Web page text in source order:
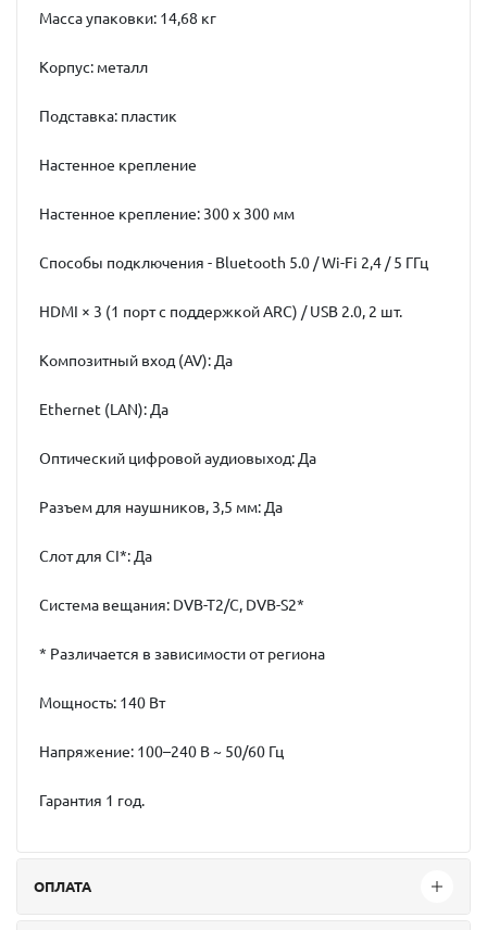
Масса упаковки: 14,68 кг
Корпус: металл
Подставка: пластик
Настенное крепление
Настенное крепление: 300 x 300 мм
Способы подключения - Bluetooth 5.0 / Wi-Fi 2,4 / 5 ГГц
HDMI × 3 (1 порт с поддержкой ARC) / USB 2.0, 2 шт.
Композитный вход (AV): Да
Ethernet (LAN): Да
Оптический цифровой аудиовыход: Да
Разъем для наушников, 3,5 мм: Да
Слот для CI*: Да
Система вещания: DVB-T2/C, DVB-S2*
* Различается в зависимости от региона
Мощность: 140 Вт
Напряжение: 100–240 В ~ 50/60 Гц
Гарантия 1 год.
ОПЛАТА